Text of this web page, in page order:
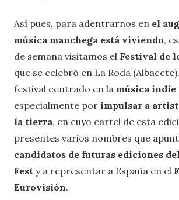
Así pues, para adentrarnos en el
música manchega está viviendo,
de semana visitamos el Festival de
que se celebró en La Roda
festival centrado en la música indie
especialmente por impulsar a
la tierra, en cuyo cartel de esta
presentes varios nombres que
candidatos de futuras ediciones
Fest y a representar a España en el
Eurovisión.